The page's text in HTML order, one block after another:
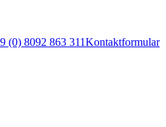
(0) 8092 863 311Kontaktformular